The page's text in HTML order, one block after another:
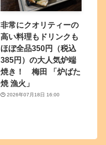
非常にクオリティーの
高い料理もドリンクも
ほぼ全品350円（税込
385円）の大人気炉端
焼き！ 梅田 「炉ばた
焼 漁火」
2026年07月18日 16:00